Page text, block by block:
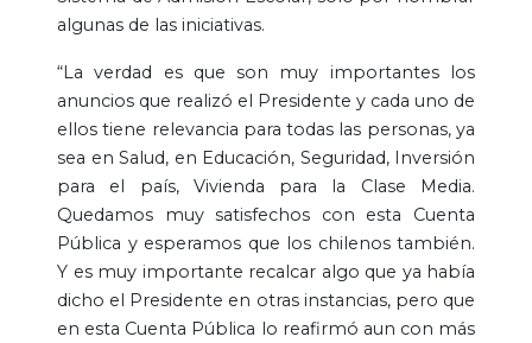
algunas de las iniciativas.
“La verdad es que son muy importantes los
anuncios que realizó el Presidente y cada uno de
ellos tiene relevancia para todas las personas, ya
sea en Salud, en Educación, Seguridad, Inversión
para el país, Vivienda para la Clase Media.
Quedamos muy satisfechos con esta Cuenta
Pública y esperamos que los chilenos también.
Y es muy importante recalcar algo que ya había
dicho el Presidente en otras instancias, pero que
en esta Cuenta Pública lo reafirmó aun con más